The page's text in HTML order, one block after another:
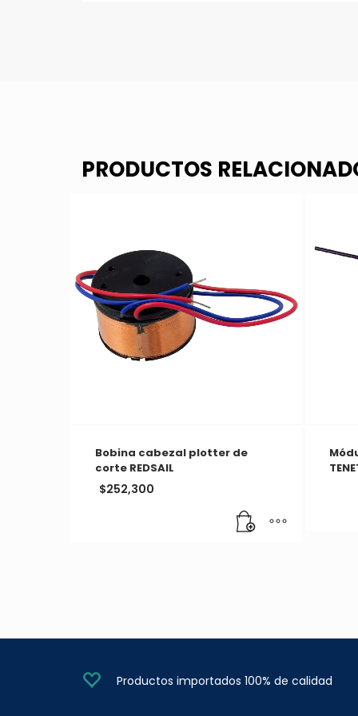
PRODUCTOS
Bobina cabezal plotter de
corte REDSAIL
$252,300
Productos importados 100% de calidad